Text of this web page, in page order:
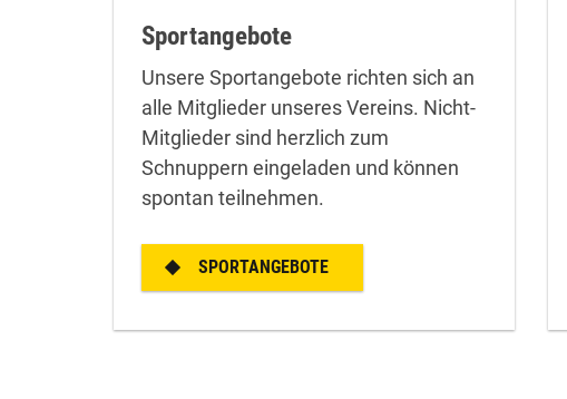
Sportangebote
Unsere Sportangebote richten sich an
alle Mitglieder unseres Vereins. Nicht-
Mitglieder sind herzlich zum
Schnuppern eingeladen und können
spontan teilnehmen.
SPORTANGEBOTE